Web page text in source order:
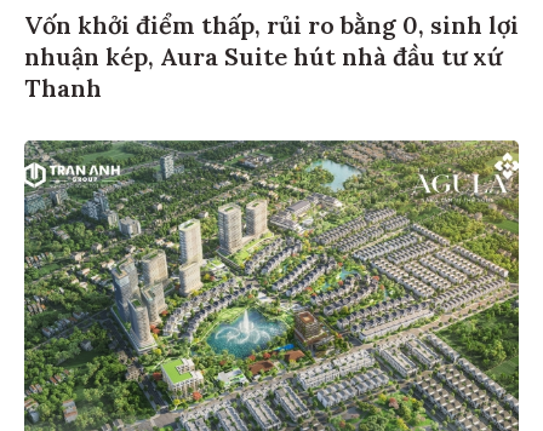
Vốn khởi điểm thấp, rủi ro bằng 0, sinh lợi
nhuận kép, Aura Suite hút nhà đầu tư xứ
Thanh